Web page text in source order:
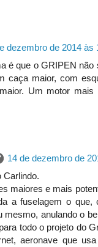
dezembro de 2014 às
é que o GRIPEN
caça maior, com
Um motor
14 de dezembro de
Carlindo.
maiores e mais
a fuselagem o que,
mesmo, anulando o
todo o projeto do
aeronave que